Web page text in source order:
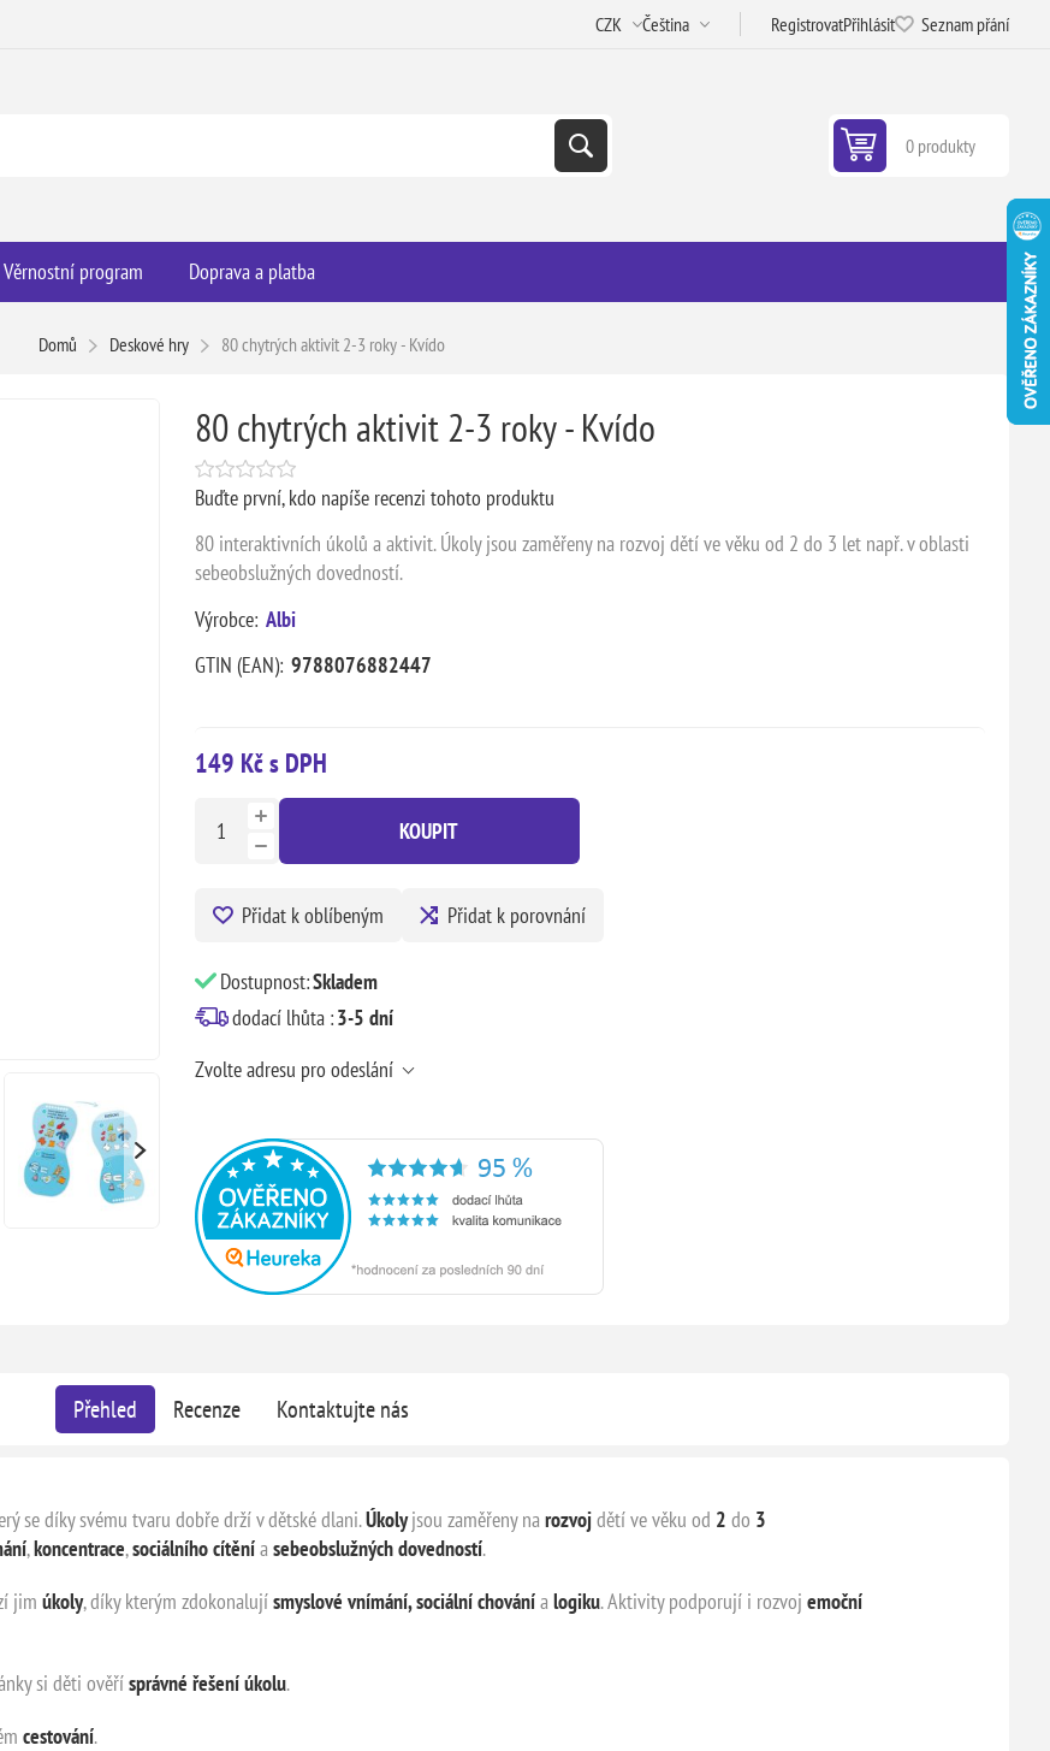
RegistrovatPřihlásit Seznam přání
0 produkty
Věrnostní program Doprava a platba
Domů Deskové hry 80 chytrých aktivit 2-3 roky - Kvído
80 chytrých aktivit 2-3 roky - Kvído
Buďte první, kdo napíše recenzi tohoto produktu
80 interaktivních úkolů a aktivit. Úkoly jsou zaměřeny na rozvoj dětí ve věku od 2 do 3 let např. v oblasti
sebeobslužných dovedností.
Výrobce: Albi
GTIN (EAN): 9788076882447
149 Kč s DPH
KOUPIT
Přidat k oblíbeným Přidat k porovnání
Dostupnost:Skladem
dodací lhůta :3-5 dní
Zvolte adresu pro odeslání
Přehled Recenze Kontaktujte nás
se díky svému tvaru dobře drží v dětské dlani.Úkolyjsou zaměřeny narozvojdětí ve věku od 2 do 3
,koncentrace,sociálního cítěníasebeobslužných dovedností.
jim úkoly, díky kterým zdokonalujísmyslové vnímání,sociální chováníalogiku. Aktivity podporují i rozvoj emoční
si děti ověřísprávné řešení úkolu.
cestování.